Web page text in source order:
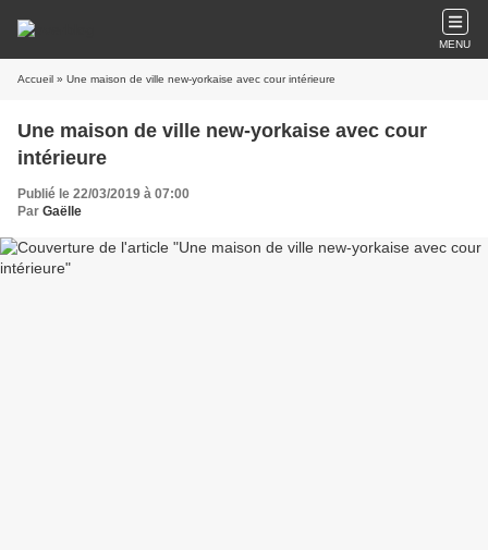
MENU
Accueil » Une maison de ville new-yorkaise avec cour intérieure
Une maison de ville new-yorkaise avec cour
intérieure
Publié le 22/03/2019 à 07:00
Par Gaëlle